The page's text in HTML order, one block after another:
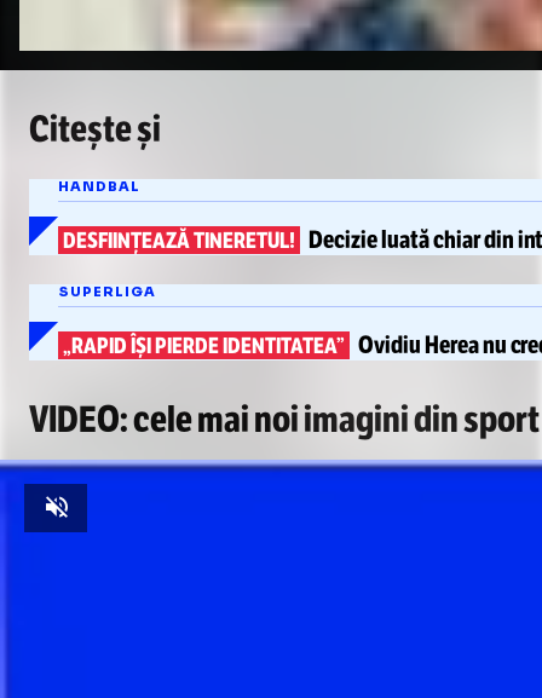
Citește și
HANDBAL
DESFIINȚEAZĂ TINERETUL! Decizie luată chiar din
SUPERLIGA
„RAPID ÎȘI PIERDE IDENTITATEA” Ovidiu Hereanu
VIDEO: cele mai noi imagini din sport
Unmute